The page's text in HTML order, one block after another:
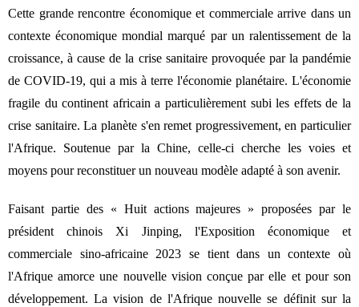
Cette grande rencontre économique et commerciale arrive dans un
contexte économique mondial marqué par un ralentissement de la
croissance, à cause de la crise sanitaire provoquée par la pandémie
de COVID-19, qui a mis à terre l'économie planétaire. L'économie
fragile du continent africain a particulièrement subi les effets de la
crise sanitaire. La planète s'en remet progressivement, en particulier
l'Afrique. Soutenue par la Chine, celle-ci cherche les voies et
moyens pour reconstituer un nouveau modèle adapté à son avenir.
Faisant partie des « Huit actions majeures » proposées par le
président chinois Xi Jinping, l'Exposition économique et
commerciale sino-africaine 2023 se tient dans un contexte où
l'Afrique amorce une nouvelle vision conçue par elle et pour son
développement. La vision de l'Afrique nouvelle se définit sur la